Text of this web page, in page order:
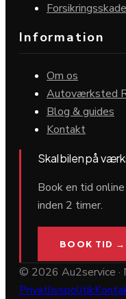
Information
Om os
Autoværksted
Blog & guides
Kontakt
Skal bilen på
Book en tid
inden 2 timer.
BOOK TID →
© 2026 Au2service
Privatlivspolitik